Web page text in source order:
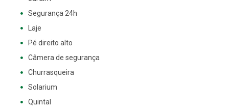
Segurança 24h
Laje
Pé direito alto
Câmera de segurança
Churrasqueira
Solarium
Quintal